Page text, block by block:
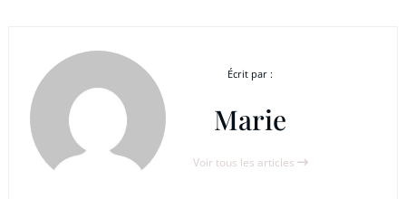
Écrit par :
Marie
Voir tous les articles